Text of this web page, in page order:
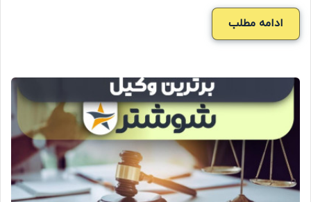
ادامه مطلب